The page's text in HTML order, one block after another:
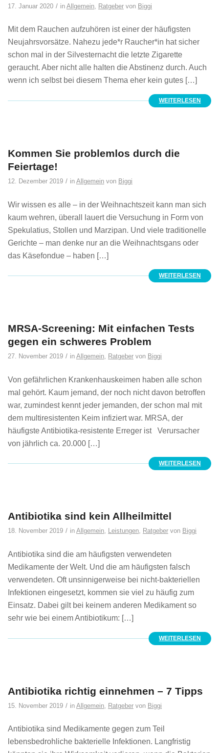
17. Januar 2020 / in Allgemein Ratgeber von Biggi
Mit dem Rauchen aufzuhören ist einer der häufigsten
Neujahrsvorsätze. Nahezu jede*r Raucher*in hat sicher
schon mal in der Silvesternacht die letzte Zigarette
geraucht. Aber nicht alle halten die Abstinenz durch. Auch
wenn ich selbst bei diesem Thema eher kein gutes […]
WEITERLESEN
Kommen Sie problemlos durch die
Feiertage!
12. Dezember 2019 / in Allgemein von Biggi
Wir wissen es alle – in der Weihnachtszeit kann man sich
kaum wehren, überall lauert die Versuchung in Form von
Spekulatius, Stollen und Marzipan. Und viele traditionelle
Gerichte – man denke nur an die Weihnachtsgans oder
das Käsefondue – haben […]
WEITERLESEN
MRSA-Screening: Mit einfachen Tests
gegen ein schweres Problem
27. November 2019 / in Allgemein, Ratgeber von Biggi
Von gefährlichen Krankenhauskeimen haben alle schon
mal gehört. Kaum jemand, der noch nicht davon betroffen
war, zumindest kennt jeder jemanden, der schon mal mit
dem multiresistenten Keim infiziert war. MRSA, der
häufigste Antibiotika-resistente Erreger ist Verursacher
von jährlich ca. 20.000 […]
WEITERLESEN
Antibiotika sind kein Allheilmittel
18. November 2019 / in Allgemein, Leistungen, Ratgeber von Biggi
Antibiotika sind die am häufigsten verwendeten
Medikamente der Welt. Und die am häufigsten falsch
verwendeten. Oft unsinnigerweise bei nicht-bakteriellen
Infektionen eingesetzt, kommen sie viel zu häufig zum
Einsatz. Dabei gilt bei keinem anderen Medikament so
sehr wie bei einem Antibiotikum: […]
WEITERLESEN
Antibiotika richtig einnehmen – 7 Tipps
15. November 2019 / in Allgemein Ratgeber von Biggi
Antibiotika sind Medikamente gegen zum Teil
lebensbedrohliche bakterielle Infektionen. Langfristig